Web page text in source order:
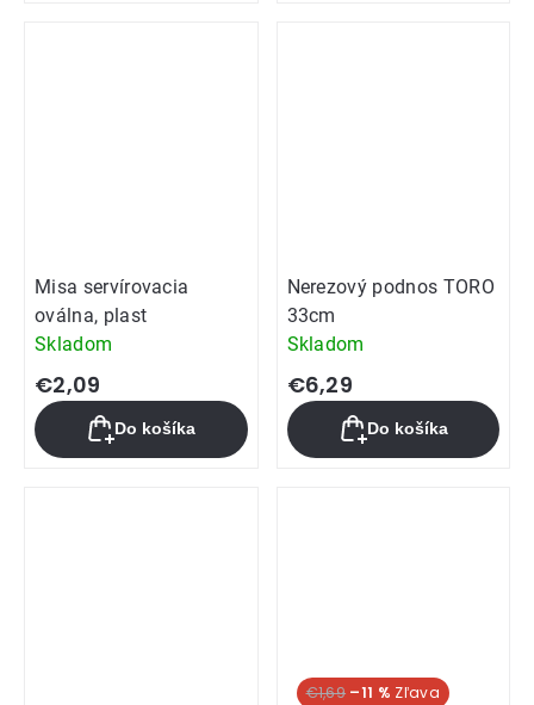
Misa servírovacia
oválna, plast
Skladom
€2,09
Do košíka
Nerezový podnos TORO
33cm
Skladom
€6,29
Do košíka
€1,69 –11 %